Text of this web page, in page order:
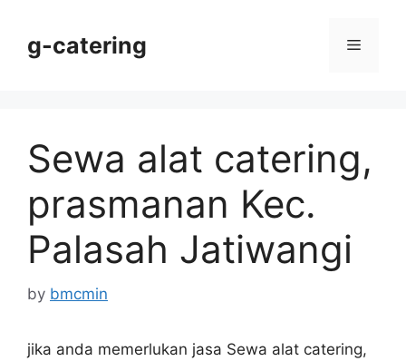
contentg-catering Menu
Sewa alat catering,
prasmanan Kec.
Palasah Jatiwangi
by bmcmin
jika anda memerlukan jasa Sewa alat catering,